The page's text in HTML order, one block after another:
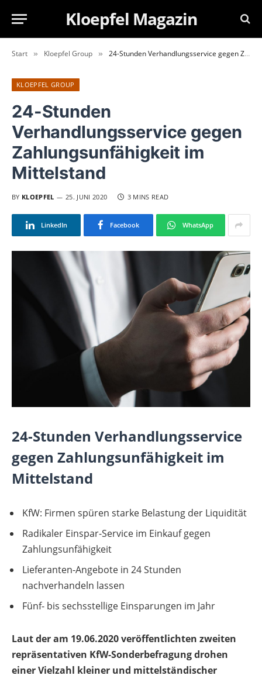
Kloepfel Magazin
Start » Kloepfel Group » 24-Stunden Verhandlungsservice gegen Zahlungsunfähigkeit im Mittelstand
KLOEPFEL GROUP
24-Stunden
Verhandlungsservice gegen
Zahlungsunfähigkeit im
Mittelstand
BY KLOEPFEL 25. JUNI 2020 3 MINS READ
LinkedIn Facebook WhatsApp
24-Stunden Verhandlungsservice
gegen Zahlungsunfähigkeit im
Mittelstand
KfW: Firmen spüren starke Belastung der Liquidität
Radikaler Einspar-Service im Einkauf gegen
Zahlungsunfähigkeit
Lieferanten-Angebote in 24 Stunden
nachverhandeln lassen
Fünf- bis sechsstellige Einsparungen im Jahr
Laut der am 19.06.2020 veröffentlichten zweiten
repräsentativen KfW-Sonderbefragung drohen
einer Vielzahl kleiner und mittelständischer